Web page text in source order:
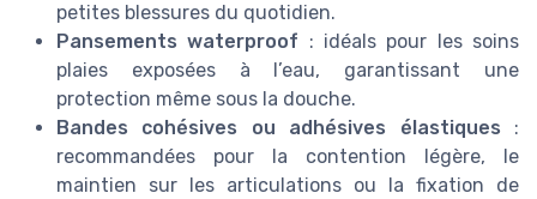
petites blessures du quotidien.
Pansements waterproof : idéals pour les soins
plaies exposées à l’eau, garantissant une
protection même sous la douche.
Bandes cohésives ou adhésives élastiques :
recommandées pour la contention légère, le
maintien sur les articulations ou la fixation de